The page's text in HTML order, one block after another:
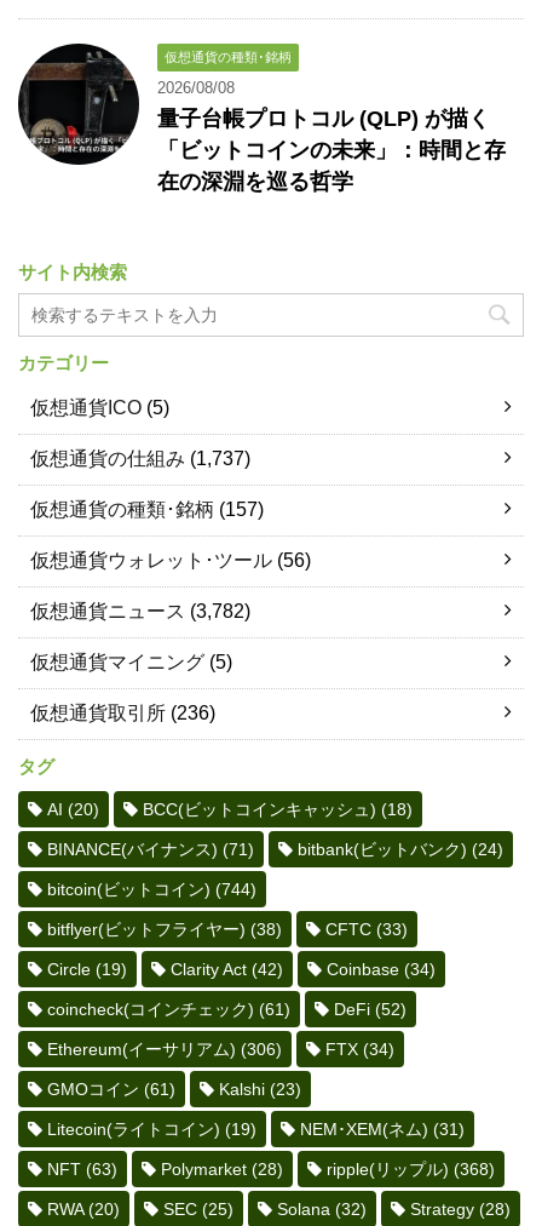
仮想通貨の種類･銘柄
2026/08/08
量子台帳プロトコル (QLP) が描く
「ビットコインの未来」：時間と存
在の深淵を巡る哲学
サイト内検索
カテゴリー
仮想通貨ICO (5)
仮想通貨の仕組み (1,737)
仮想通貨の種類･銘柄 (157)
仮想通貨ウォレット･ツール (56)
仮想通貨ニュース (3,782)
仮想通貨マイニング (5)
仮想通貨取引所 (236)
タグ
AI (20) BCC(ビットコインキャッシュ) (18)
BINANCE(バイナンス) (71) bitbank(ビットバンク) (24)
bitcoin(ビットコイン) (744)
bitflyer(ビットフライヤー) (38) CFTC (33)
Circle (19) Clarity Act (42) Coinbase (34)
coincheck(コインチェック) (61) DeFi (52)
Ethereum(イーサリアム) (306) FTX (34)
GMOコイン (61) Kalshi (23)
Litecoin(ライトコイン) (19) NEM･XEM(ネム) (31)
NFT (63) Polymarket (28) ripple(リップル) (368)
RWA(20) SEC (25) Solana (32) Strategy (28)